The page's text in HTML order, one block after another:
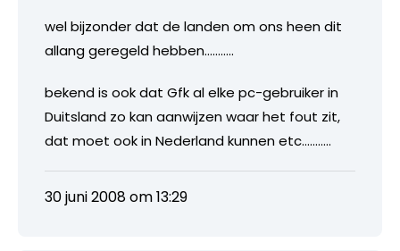
wel bijzonder dat de landen om ons heen dit
allang geregeld hebben………..
bekend is ook dat Gfk al elke pc-gebruiker in
Duitsland zo kan aanwijzen waar het fout zit,
dat moet ook in Nederland kunnen etc………..
30 juni 2008 om 13:29